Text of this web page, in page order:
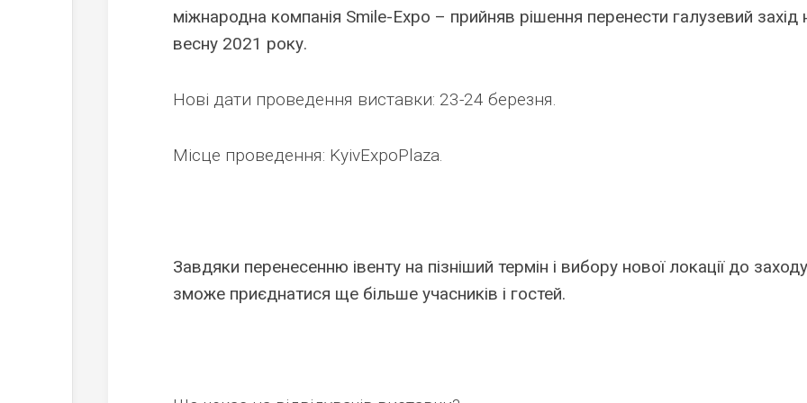
міжнародна компанія Smile-Expo – прийняв рішення перенести галузевий захід
весну 2021 року.
Нові дати проведення виставки: 23-24 березня.
Місце проведення: KyivExpoPlaza.
Завдяки перенесенню івенту на пізніший термін і вибору нової локації до заходу
зможе приєднатися ще більше учасників і гостей.